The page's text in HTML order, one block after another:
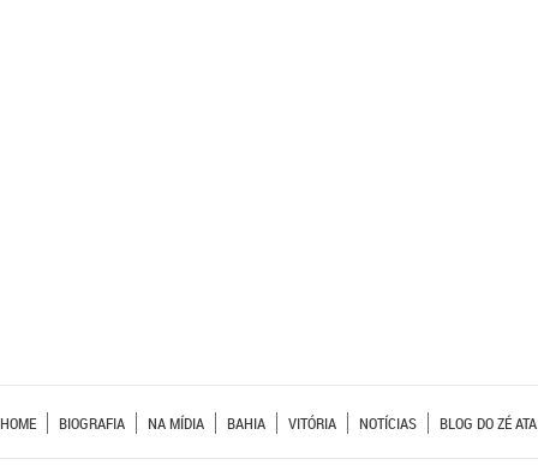
HOME BIOGRAFIA NA MÍDIA BAHIA VITÓRIA NOTÍCIAS BLOG DO ZÉ